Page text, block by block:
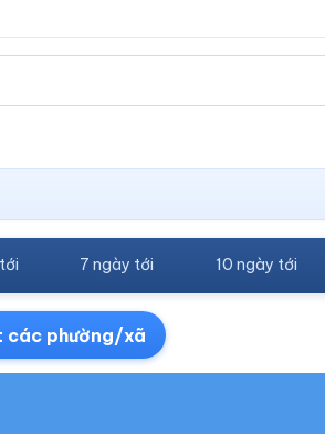
7 ngày tới 10 ngày tới
các phường/xã